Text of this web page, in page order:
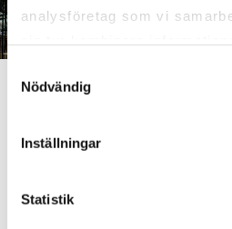
analysföretag som vi
har samlat in när du har
Nödvändig
Inställningar
Statistik
El bar de la playa
Pásate por el muelle para
helado artesanal o una
relajarse y pasar